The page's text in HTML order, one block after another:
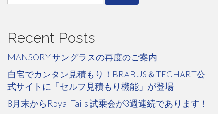
for:
Recent Posts
MANSORY サングラスの再度のご案内
自宅でカンタン見積もり！BRABUS＆TECHART公
式サイトに「セルフ見積もり機能」が登場
8月末からRoyal Tails 試乗会が3週連続であります！